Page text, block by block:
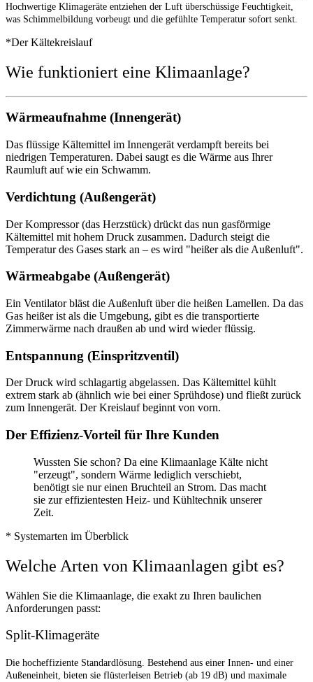
Hochwertige Klimageräte entziehen der Luft überschüssige Feuchtigkeit,
was Schimmelbildung vorbeugt und die gefühlte Temperatur sofort senkt.
*Der Kältekreislauf
Wie funktioniert eine Klimaanlage?
Wärmeaufnahme (Innengerät)
Das flüssige Kältemittel im Innengerät verdampft bereits bei
niedrigen Temperaturen. Dabei saugt es die Wärme aus Ihrer
Raumluft auf wie ein Schwamm.
Verdichtung (Außengerät)
Der Kompressor (das Herzstück) drückt das nun gasförmige
Kältemittel mit hohem Druck zusammen. Dadurch steigt die
Temperatur des Gases stark an – es wird "heißer als die Außenluft".
Wärmeabgabe (Außengerät)
Ein Ventilator bläst die Außenluft über die heißen Lamellen. Da das
Gas heißer ist als die Umgebung, gibt es die transportierte
Zimmerwärme nach draußen ab und wird wieder flüssig.
Entspannung (Einspritzventil)
Der Druck wird schlagartig abgelassen. Das Kältemittel kühlt
extrem stark ab (ähnlich wie bei einer Sprühdose) und fließt zurück
zum Innengerät. Der Kreislauf beginnt von vorn.
Der Effizienz-Vorteil für Ihre Kunden
Wussten Sie schon? Da eine Klimaanlage Kälte nicht
"erzeugt", sondern Wärme lediglich verschiebt,
benötigt sie nur einen Bruchteil an Strom. Das macht
sie zur effizientesten Heiz- und Kühltechnik unserer
Zeit.
* Systemarten im Überblick
Welche Arten von Klimaanlagen gibt es?
Wählen Sie die Klimaanlage, die exakt zu Ihren baulichen
Anforderungen passt:
Split-Klimageräte
Die hocheffiziente Standardlösung. Bestehend aus einer Innen- und einer
Außeneinheit, bieten sie flüsterleisen Betrieb (ab 19 dB) und maximale